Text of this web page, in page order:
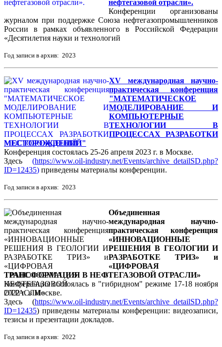
нефтегазовой отрасли».
Конференции организованы
журналом при поддержке Союза нефтегазопромышленников
России в рамках объявленного в Российской Федерации
«Десятилетия науки и технологий
Год записи в архив: 2023
XV международная научно-
практическая конференция
"МАТЕМАТИЧЕСКОЕ
МОДЕЛИРОВАНИЕ И
КОМПЬЮТЕРНЫЕ
ТЕХНОЛОГИИ В
ПРОЦЕССАХ РАЗРАБОТКИ
МЕСТОРОЖДЕНИЙ"
Конференция состоялась 25-26 апреля 2023 г. в Москве.
Здесь (https://www.oil-industry.net/Events/archive_detailSD.php?
ID=12435) приведены материалы конференции.
Год записи в архив: 2023
Объединенная
международная научно-
практическая конференция
«ИННОВАЦИОННЫЕ
РЕШЕНИЯ В ГЕОЛОГИИ И
РАЗРАБОТКЕ ТРИЗ» и
«ЦИФРОВАЯ
ТРАНСФОРМАЦИЯ В НЕФТЕГАЗОВОЙ ОТРАСЛИ»
Конференция состоялась в "гибридном" режиме 17-18 ноября
2022 г. в Москве.
Здесь (https://www.oil-industry.net/Events/archive_detailSD.php?
ID=12435) приведены материалы конференции: видеозаписи,
тезисы и презентации докладов.
Год записи в архив: 2022